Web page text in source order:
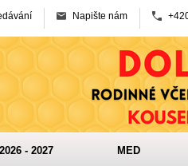
Napište nám
- 2027 MED